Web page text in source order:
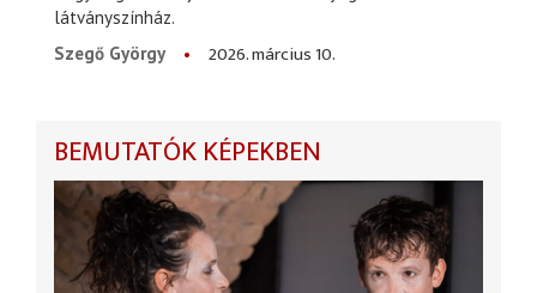
látványszínház.
Szegő György
2026. március 10.
BEMUTATÓK KÉPEKBEN